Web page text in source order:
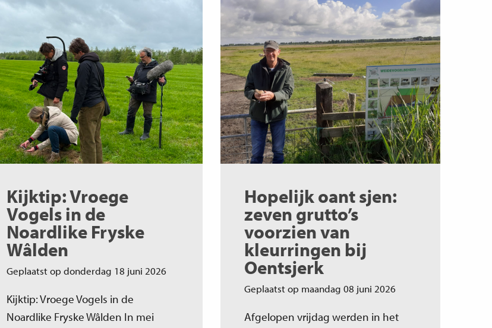
Kijktip: Vroege
Vogels in de
Noardlike Fryske
Wâlden
Geplaatst op donderdag 18 juni 2026
Kijktip: Vroege Vogels in de
Noardlike Fryske Wâlden In mei
Hopelijk oant sjen:
zeven grutto’s
voorzien van
kleurringen bij
Oentsjerk
Geplaatst op maandag 08 juni 2026
Afgelopen vrijdag werden in het